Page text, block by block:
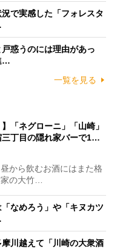
で実感した「フォレスタ
惑うのには理由があっ
…
一覧を見る
「ネグローニ」「山崎」
三丁目の隠れ家バーで1…
から飲むお酒にはまた格
の大竹…
なめろう」や「キヌカツ
摩川越えて「川崎の大衆酒